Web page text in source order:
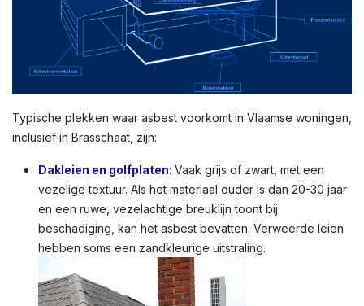
Typische plekken waar asbest voorkomt in Vlaamse woningen,
inclusief in Brasschaat, zijn:
Dakleien en golfplaten: Vaak grijs of zwart, met een
vezelige textuur. Als het materiaal ouder is dan 20-30 jaar
en een ruwe, vezelachtige breuklijn toont bij
beschadiging, kan het asbest bevatten. Verweerde leien
hebben soms een zandkleurige uitstraling.